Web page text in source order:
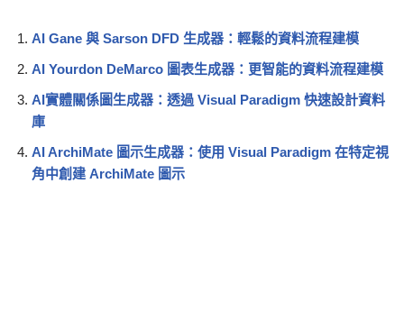
AI Gane 與 Sarson DFD 生成器：輕鬆的資料流程建模
AI Yourdon DeMarco 圖表生成器：更智能的資料流程建模
AI實體關係圖生成器：透過 Visual Paradigm 快速設計資料
庫
AI ArchiMate 圖示生成器：使用 Visual Paradigm 在特定視
角中創建 ArchiMate 圖示